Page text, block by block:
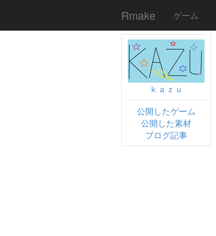
Rmake ゲーム
ｋａｚｕ
公開したゲーム
公開した素材
ブログ記事